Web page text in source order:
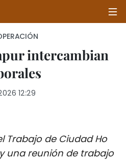
intercambian
12:29
Trabajo de Ciudad Ho
una reunión de trabajo